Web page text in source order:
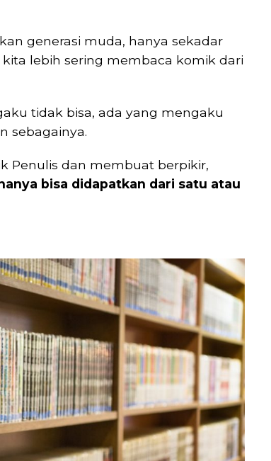
generasi muda, hanya sekadar
lebih sering membaca komik dari
tidak bisa, ada yang mengaku
sebagainya.
Penulis dan membuat berpikir,
bisa didapatkan dari satu atau